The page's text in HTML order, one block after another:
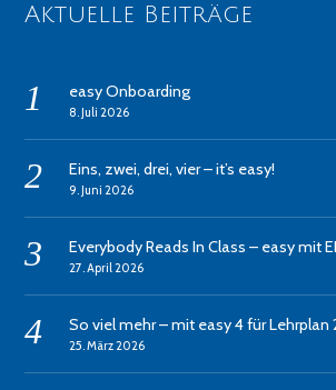
Aktuelle Beiträge
easy Onboarding
8. Juli 2026
Eins, zwei, drei, vier – it’s easy!
9. Juni 2026
Everybody Reads In Class – easy mit
27. April 2026
So viel mehr – mit easy 4 für Lehrplan
25. März 2026